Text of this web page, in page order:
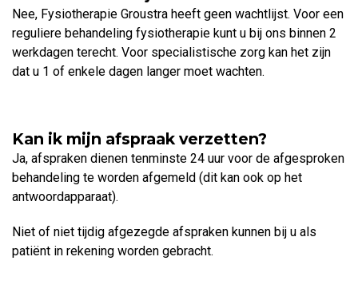
Nee, Fysiotherapie Groustra heeft geen wachtlijst. Voor een
reguliere behandeling fysiotherapie kunt u bij ons binnen 2
werkdagen terecht. Voor specialistische zorg kan het zijn
dat u 1 of enkele dagen langer moet wachten.
Kan ik mijn afspraak verzetten?
Ja, afspraken dienen tenminste 24 uur voor de afgesproken
behandeling te worden afgemeld (dit kan ook op het
antwoordapparaat).
Niet of niet tijdig afgezegde afspraken kunnen bij u als
patiënt in rekening worden gebracht.